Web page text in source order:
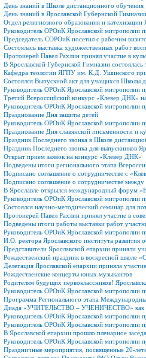
День знаний в Школе дистанционного обучения
День знаний в Ярославской Губернской Гимназии
Отдел религиозного образования и
Руководитель ОРОиК Ярославской митрополии
Председатель СОРОиК посетил с рабочим
Состоялась выставка художественных работ
Протоиерей Павел Рахлин принял участие в
В Ярославской Губернской Гимназии
Кафедра теологии ЯГПУ им. К.Д. Ушинского
Состоялся Выпускной акт для учащихся Школы
Руководитель ОРОиК Ярославской митрополии
Третий Всероссийский конкурс «Клевер ДНК»
Руководитель ОРОиК Ярославской митрополии
Празднование Дня защиты детей
Руководитель ОРОиК Ярославской митрополии
Празднование Дня славянской письменности и
Праздник Последнего звонка в Школе
Праздник Последнего звонка для выпускников
Открыт прием заявок на конкурс «Клевер ДНК»
Подведены итоги регионального этапа
Подписано соглашение о сотрудничестве с
Подписано соглашение о сотрудничестве
В Ярославле открылся международный форум
Руководитель ОРОиК Ярославской митрополии
Состоялся научно-методический семинар для
Протоиерей Павел Рахлин принял участие в
Подведены итоги работы выставки работ
Руководитель ОРОиК Ярославской митрополии
И.О. ректора Ярославского института
Представители Ярославской епархии приняли
Рождественский праздник в воскресной школе
Делегация Ярославской епархии приняла
Рождественские концерты юных музыкантов
Родителям будущих первоклассников!
Руководитель ОРОиК Ярославской митрополии
Программа Регионального этапа
Диада «УЧИТЕЛЬСТВО – УЧЕНИЧЕСТВО» как
Руководитель ОРОиК Ярославской митрополии
Руководитель ОРОиК Ярославской митрополии
В Ярославской епархии прошло пленарное
Руководитель ОРОиК Ярославской митрополии
Праздничные мероприятия, посвященные 20-